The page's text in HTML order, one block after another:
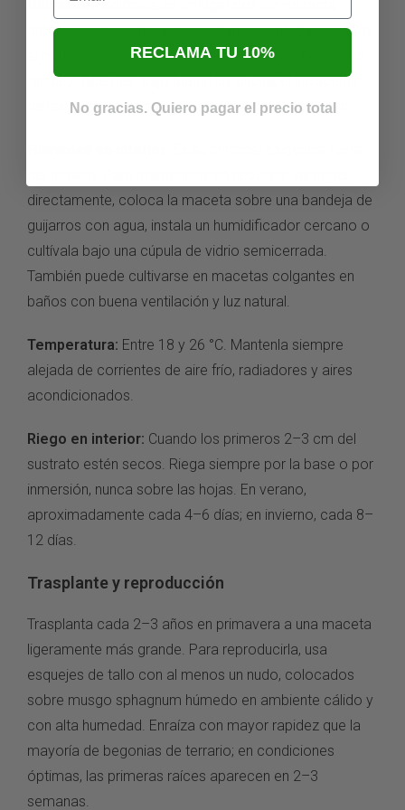
Ubicación:Colócala en un lugar con luz indirecta
brillante, como junto a una ventana orientada al este o
al norte. Evita el sol directo, que quema las hojas con
rapidez. Además, bajo buena luz difusa, el iridiscente
de las hojas se aprecia con mucha más intensidad.
directamente, coloca la maceta sobre una bandeja de
guijarros con agua, instala un humidificador cercano o
cultívala bajo una cúpula de vidrio semicerrada.
También puede cultivarse en macetas colgantes en
baños con buena ventilación y luz natural.
Temperatura: Entre 18 y 26 °C. Mantenla siempre
alejada de corrientes de aire frío, radiadores y aires
acondicionados.
Riego en interior: Cuando los primeros 2–3 cm del
sustrato estén secos. Riega siempre por la base o por
inmersión, nunca sobre las hojas. En verano,
aproximadamente cada 4–6 días; en invierno, cada 8–
12 días.
Trasplante y reproducción
Trasplanta cada 2–3 años en primavera a una maceta
ligeramente más grande. Para reproducirla, usa
esquejes de tallo con al menos un nudo, colocados
sobre musgo sphagnum húmedo en ambiente cálido y
con alta humedad. Enraíza con mayor rapidez que la
mayoría de begonias de terrario; en condiciones
óptimas, las primeras raíces aparecen en 2–3
semanas.
RECLAMA TU 10%
No gracias. Quiero pagar el precio total